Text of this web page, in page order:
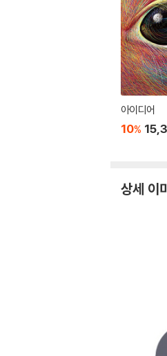
아이디어
10%
상세 이